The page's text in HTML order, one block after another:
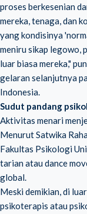
proses berkesenian
mereka, tenaga, dan
yang kondisinya
meniru sikap legowo,
luar biasa mereka,"
gelaran selanjutnya
Indonesia.
Sudut pandang
Aktivitas menari
Menurut Satwika
Fakultas Psikologi
tarian atau dance
global.
Meski demikian, di
psikoterapis atau